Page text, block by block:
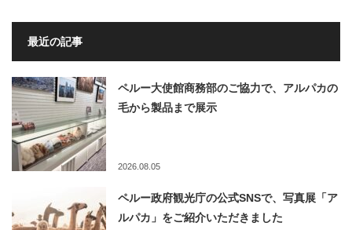
最近の記事
ペルー大使館商務部のご協力で、アルパカの
毛から製品まで展示
2026.08.05
ペルー政府観光庁の公式SNSで、写真展「ア
ルパカ」をご紹介いただきました